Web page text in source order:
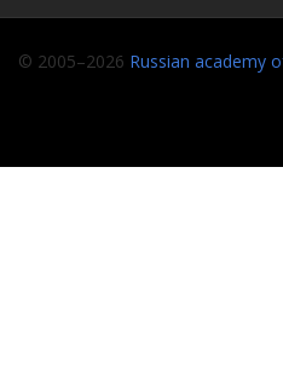
© 2005–2026 Russian academy